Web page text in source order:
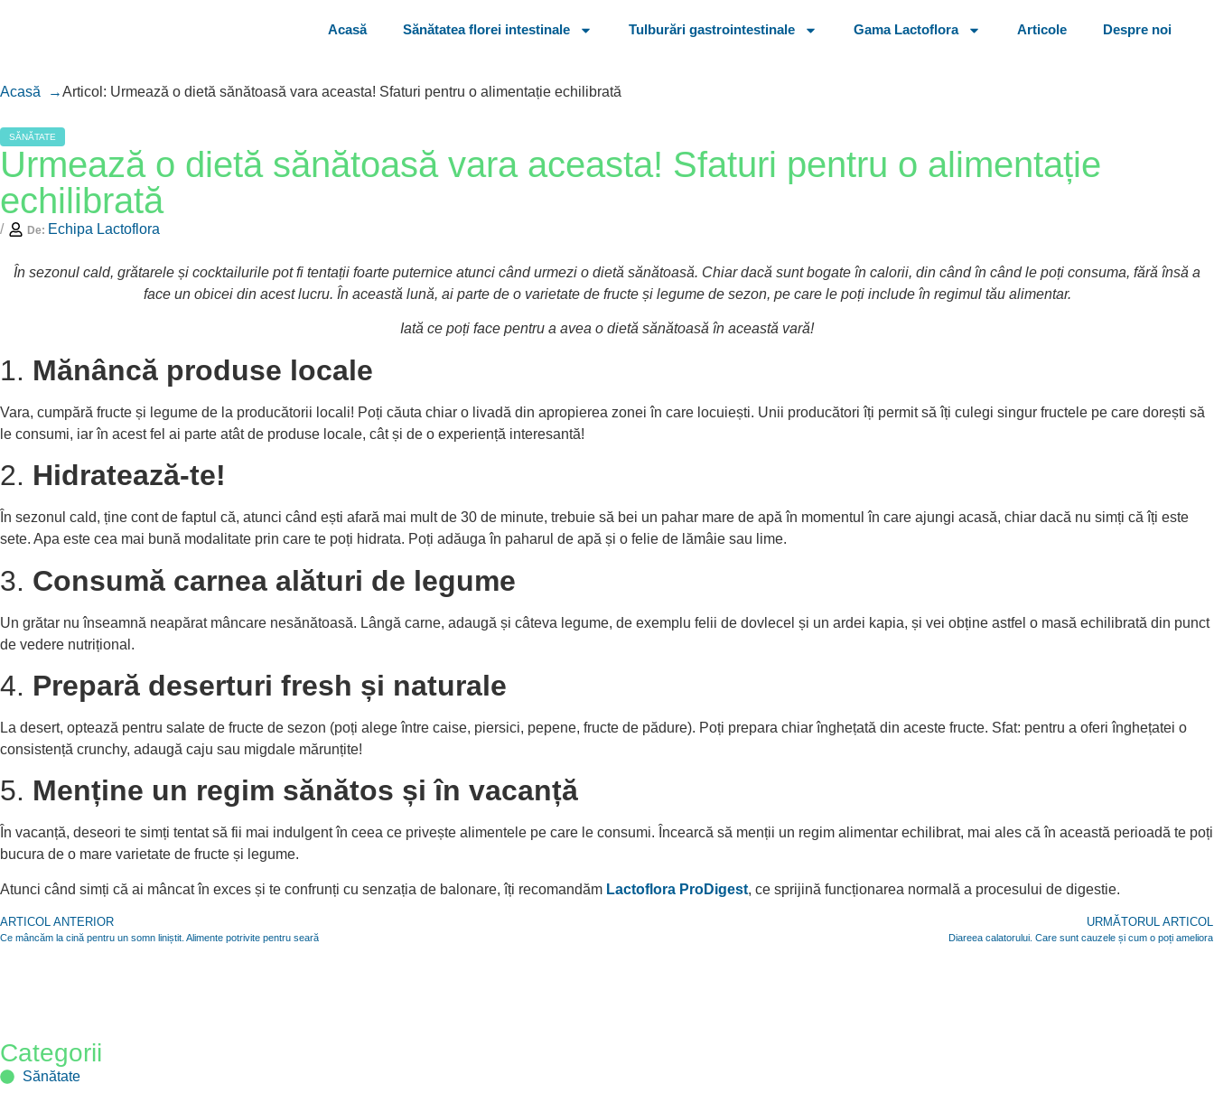
Acasă Sănătatea florei intestinale Tulburări gastrointestinale Gama Lactoflora Articole Despre noi
Acasă →Articol: Urmează o dietă sănătoasă vara aceasta! Sfaturi pentru o alimentație echilibrată
SĂNĂTATE
Urmează o dietă sănătoasă vara aceasta! Sfaturi pentru o alimentație
echilibrată
De: Echipa Lactoflora
În sezonul cald, grătarele și cocktailurile pot fi tentații foarte puternice atunci când urmezi o dietă sănătoasă. Chiar dacă sunt bogate în calorii, din când în când le poți consuma, fără însă a
face un obicei din acest lucru. În această lună, ai parte de o varietate de fructe și legume de sezon, pe care le poți include în regimul tău alimentar.
Iată ce poți face pentru a avea o dietă sănătoasă în această vară!
1. Mănâncă produse locale
Vara, cumpără fructe și legume de la producătorii locali! Poți căuta chiar o livadă din apropierea zonei în care locuiești. Unii producători îți permit să îți culegi singur fructele pe care dorești să
le consumi, iar în acest fel ai parte atât de produse locale, cât și de o experiență interesantă!
2. Hidratează-te!
În sezonul cald, ține cont de faptul că, atunci când ești afară mai mult de 30 de minute, trebuie să bei un pahar mare de apă în momentul în care ajungi acasă, chiar dacă nu simți că îți este
sete. Apa este cea mai bună modalitate prin care te poți hidrata. Poți adăuga în paharul de apă și o felie de lămâie sau lime.
3. Consumă carnea alături de legume
Un grătar nu înseamnă neapărat mâncare nesănătoasă. Lângă carne, adaugă și câteva legume, de exemplu felii de dovlecel și un ardei kapia, și vei obține astfel o masă echilibrată din punct
de vedere nutrițional.
4. Prepară deserturi fresh și naturale
La desert, optează pentru salate de fructe de sezon (poți alege între caise, piersici, pepene, fructe de pădure). Poți prepara chiar înghețată din aceste fructe. Sfat: pentru a oferi înghețatei o
consistență crunchy, adaugă caju sau migdale mărunțite!
5. Menține un regim sănătos și în vacanță
În vacanță, deseori te simți tentat să fii mai indulgent în ceea ce privește alimentele pe care le consumi. Încearcă să menții un regim alimentar echilibrat, mai ales că în această perioadă te poți
bucura de o mare varietate de fructe și legume.
Atunci când simți că ai mâncat în exces și te confrunți cu senzația de balonare, îți recomandăm Lactoflora ProDigest, ce sprijină funcționarea normală a procesului de digestie.
ARTICOL ANTERIOR
Ce mâncăm la cină pentru un somn liniștit. Alimente potrivite pentru seară
URMĂTORUL ARTICOL
Diareea calatorului. Care sunt cauzele și cum o poți ameliora
Categorii
Sănătate